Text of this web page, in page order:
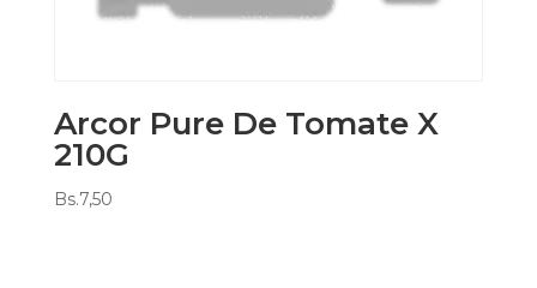
Arcor Pure De Tomate X
210G
Bs.7,50